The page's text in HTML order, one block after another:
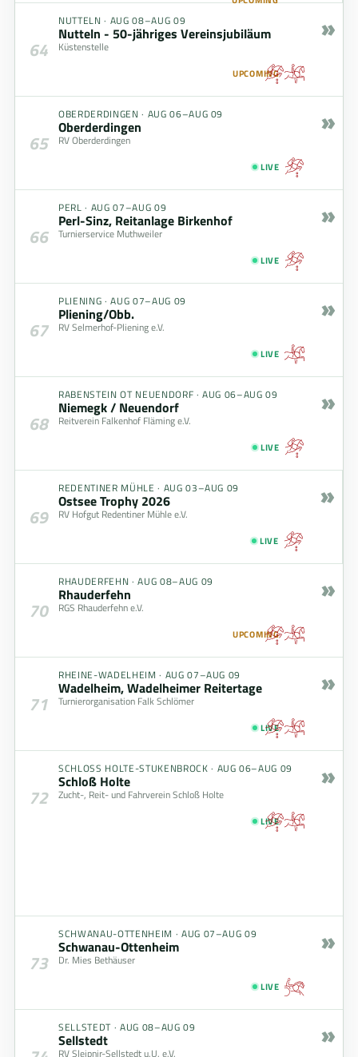
64
NUTTELN · AUG 08–AUG 09
Nutteln - 50-jähriges Vereinsjubiläum
Küstenstelle
UPCOMING
»
65
OBERDERDINGEN · AUG 06–AUG 09
Oberderdingen
RV Oberderdingen
LIVE
»
66
PERL · AUG 07–AUG 09
Perl-Sinz, Reitanlage Birkenhof
Turnierservice Muthweiler
LIVE
»
67
PLIENING ·AUG 07–AUG 09
Pliening/Obb.
RV Selmerhof-Pliening e.V.
LIVE
»
68
RABENSTEIN OT NEUENDORF ·AUG 06–AUG 09
Niemegk / Neuendorf
Reitverein Falkenhof Fläming e.V.
LIVE
»
69
REDENTINER MÜHLE · AUG 03–AUG 09
Ostsee Trophy 2026
RV Hofgut Redentiner Mühle e.V.
LIVE
»
70
RHAUDERFEHN ·AUG 08–AUG 09
Rhauderfehn
RGS Rhauderfehn e.V.
UPCOMING
»
71
RHEINE-WADELHEIM · AUG 07–AUG 09
Wadelheim, Wadelheimer Reitertage
Turnierorganisation Falk Schlömer
LIVE
»
72
SCHLOSS HOLTE-STUKENBROCK · AUG 06–AUG 09
Schloß Holte
Zucht-, Reit- und Fahrverein Schloß Holte
LIVE
»
73
SCHWANAU-OTTENHEIM · AUG 07–AUG 09
Schwanau-Ottenheim
Dr. Mies Bethäuser
LIVE
»
SELLSTEDT · AUG 08–AUG 09
Sellstedt
RV Sleipnir-Sellstedt u.U. e.V.
»